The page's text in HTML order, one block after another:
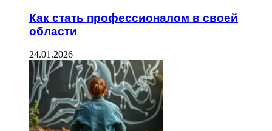
Как стать профессионалом в своей
области
24.01.2026